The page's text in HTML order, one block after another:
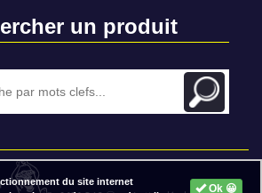
un produit
Ok 😀
du site internet